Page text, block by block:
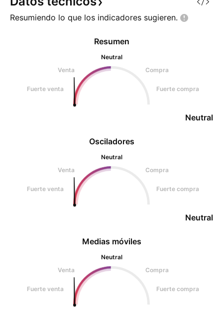
activo. ⚠️ La tendenci
mantiene la
Resumiendo lo que los indicadores sugieren.
Osciladores
Neutral
Venta
Compra
Fuerte venta Fuerte compra
Neutral
Resumen
Neutral
Venta
Compra
Fuerte venta Fuerte compra
Neutral
Medias móviles
Neutral
Venta
Compra
Fuerte venta Fuerte compra